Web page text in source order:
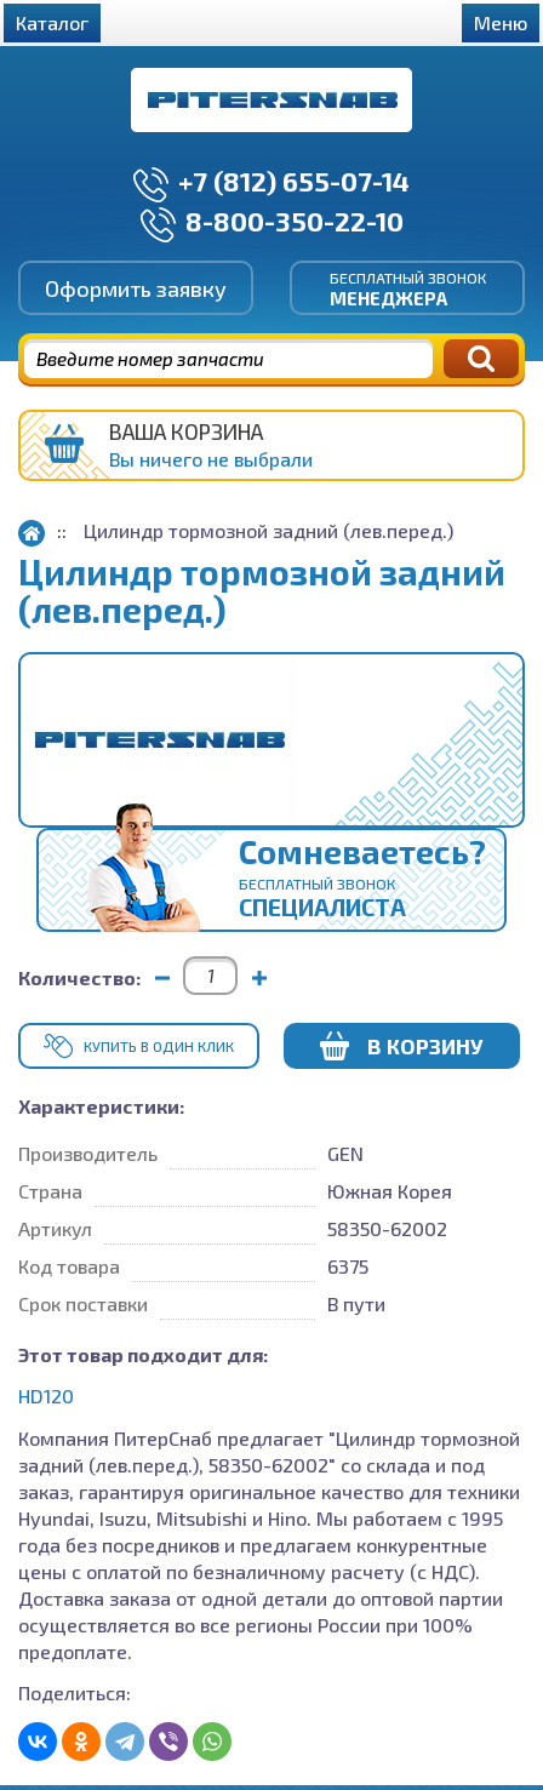
+7 (812) 655-07-14
8-800-350-22-10
Оформить заявку БЕСПЛАТНЫЙ ЗВОНОК
МЕНЕДЖЕРА
Каталог Меню
ВАША КОРЗИНА
Вы ничего не выбрали
Цилиндр тормозной задний (лев.перед.)
Цилиндр тормозной задний
(лев.перед.)
Сомневаетесь?
БЕСПЛАТНЫЙ ЗВОНОК
СПЕЦИАЛИСТА
Количество:
КУПИТЬ В ОДИН КЛИК В КОРЗИНУ
Характеристики:
Производитель
GEN
Страна
Южная Корея
Артикул
58350-62002
Код товара
6375
Срок поставки
В пути
Этот товар подходит для:
HD120
Компания ПитерСнаб предлагает "Цилиндр тормозной
задний (лев.перед.), 58350-62002" со склада и под
заказ, гарантируя оригинальное качество для техники
Hyundai, Isuzu, Mitsubishi и Hino. Мы работаем с 1995
года без посредников и предлагаем конкурентные
цены с оплатой по безналичному расчету (с НДС).
Доставка заказа от одной детали до оптовой партии
осуществляется во все регионы России при 100%
предоплате.
Поделиться: